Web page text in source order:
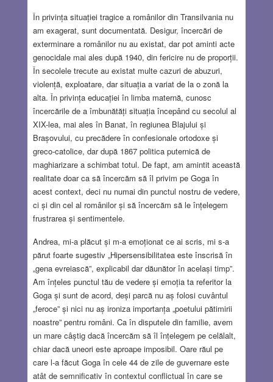
În privința situației tragice a românilor din Transilvania nu
am exagerat, sunt documentată. Desigur, încercări de
exterminare a românilor nu au existat, dar pot aminti acte
genocidale mai ales după 1940, din fericire nu de proporții.
În secolele trecute au existat multe cazuri de abuzuri,
violență, exploatare, dar situația a variat de la o zonă la
alta. În privința educației în limba maternă, cunosc
încercările de a îmbunătăți situația începând cu secolul al
XIX-lea, mai ales în Banat, în regiunea Blajului și
Brașovului, cu precădere în confesionale ortodoxe și
greco-catolice, dar după 1867 politica puternică de
maghiarizare a schimbat totul. De fapt, am amintit această
realitate doar ca să încercăm să îl privim pe Goga în
acest context, deci nu numai din punctul nostru de vedere,
ci și din cel al românilor și să încercăm să le înțelegem
frustrarea și sentimentele.
Andrea, mi-a plăcut și m-a emoționat ce ai scris, mi s-a
părut foarte sugestiv „Hipersensibilitatea este înscrisă în
„gena evreiască”, explicabil dar dăunător în același timp”.
Am înțeles punctul tău de vedere și emoția ta referitor la
Goga și sunt de acord, deși parcă nu aș folosi cuvântul
„feroce” și nici nu aș ironiza importanța „poetului pătimirii
noastre” pentru români. Ca în disputele din familie, avem
un mare câștig dacă încercăm să îl înțelegem pe celălalt,
chiar dacă uneori este aproape imposibil. Oare răul pe
care l-a făcut Goga în cele 44 de zile de guvernare este
atât de semnificativ în contextul conflictual în care se